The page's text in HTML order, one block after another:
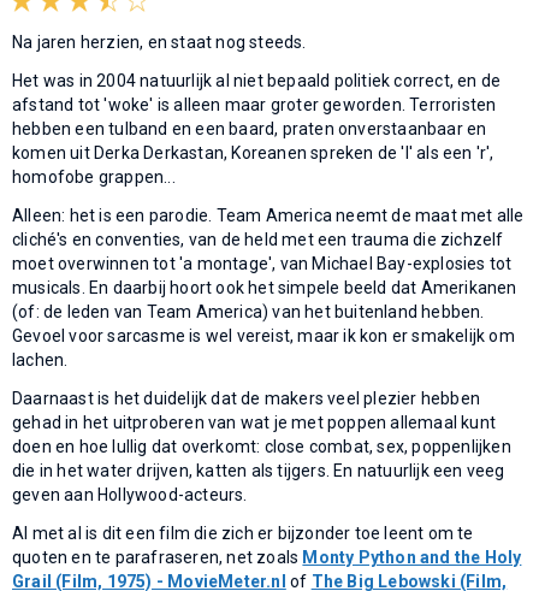
Na jaren herzien, en staat nog steeds.
Het was in 2004 natuurlijk al niet bepaald politiek correct, en de
afstand tot 'woke' is alleen maar groter geworden. Terroristen
hebben een tulband en een baard, praten onverstaanbaar en
komen uit Derka Derkastan, Koreanen spreken de 'l' als een 'r',
homofobe grappen...
Alleen: het is een parodie. Team America neemt de maat met alle
cliché's en conventies, van de held met een trauma die zichzelf
moet overwinnen tot 'a montage', van Michael Bay-explosies tot
musicals. En daarbij hoort ook het simpele beeld dat Amerikanen
(of: de leden van Team America) van het buitenland hebben.
Gevoel voor sarcasme is wel vereist, maar ik kon er smakelijk om
lachen.
Daarnaast is het duidelijk dat de makers veel plezier hebben
gehad in het uitproberen van wat je met poppen allemaal kunt
doen en hoe lullig dat overkomt: close combat, sex, poppenlijken
die in het water drijven, katten als tijgers. En natuurlijk een veeg
geven aan Hollywood-acteurs.
Al met al is dit een film die zich er bijzonder toe leent om te
quoten en te parafraseren, net zoals Monty Python and the Holy
Grail (Film, 1975) - MovieMeter.nl of The Big Lebowski (Film,